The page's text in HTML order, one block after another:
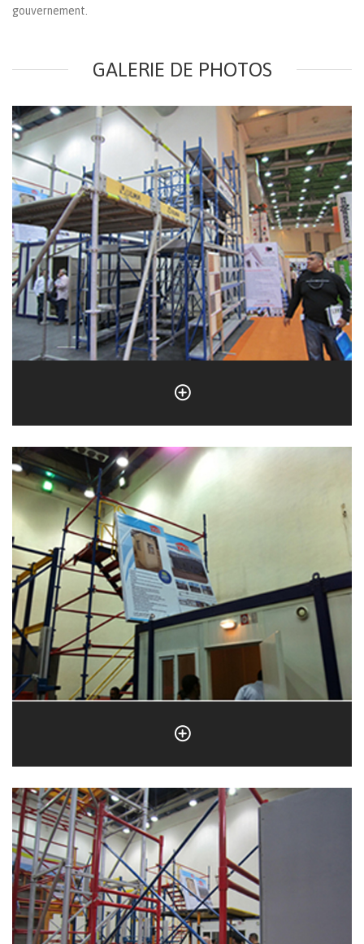
gouvernement.
GALERIE DE PHOTOS